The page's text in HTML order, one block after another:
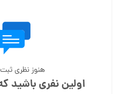
هنوز نظری
اولین نفری باشید